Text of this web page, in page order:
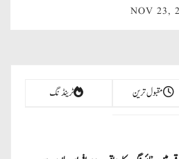
NOV 23,
مقبول ترین ٹرینڈنگ